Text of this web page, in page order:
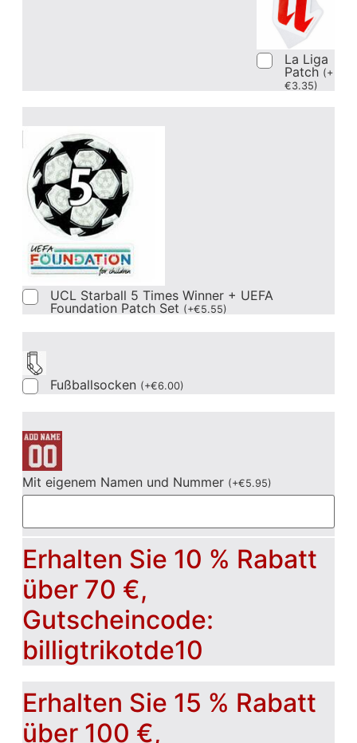
La Liga
Patch (+
€3.35)
UCL Starball 5 Times Winner + UEFA
Foundation Patch Set (+€5.55)
Fußballsocken (+€6.00)
Mit eigenem Namen und Nummer (+€5.95)
Erhalten Sie 10 % Rabatt
über 70 €,
Gutscheincode:
billigtrikotde10
Erhalten Sie 15 % Rabatt
über 100 €,